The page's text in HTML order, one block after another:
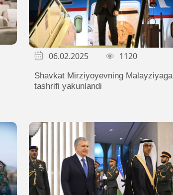
06.02.2025 1120
Shavkat Mirziyoyevning Malayziyaga
tashrifi yakunlandi